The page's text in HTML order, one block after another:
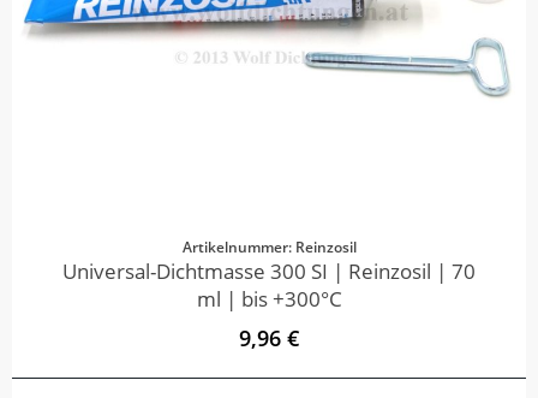
Artikelnummer: Reinzosil
Universal-Dichtmasse 300 SI | Reinzosil | 70
ml | bis +300°C
9,96 €